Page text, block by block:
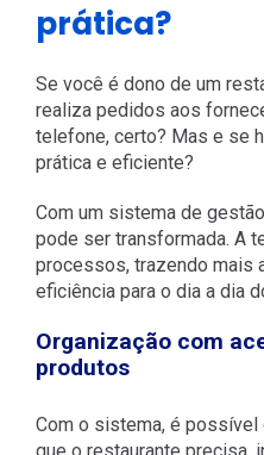
prática?
Se você é dono de um
realiza pedidos aos
telefone, certo? Mas e se
prática e eficiente?
Com um sistema de
pode ser transformada. A
processos, trazendo mais
eficiência para o dia a dia
Organização com
produtos
Com o sistema, é
que o restaurante precisa,